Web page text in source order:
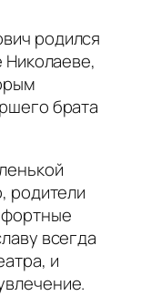
родился
Николаеве,
брата
родители
всегда
и